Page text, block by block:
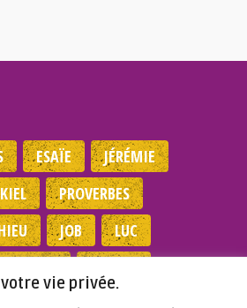
vie privée.
ESAÏE
JÉRÉMIE
PROVERBES
JOB
LUC